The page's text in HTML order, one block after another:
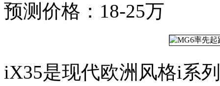
预测价格：18-25万
iX35是现代欧洲风格i系